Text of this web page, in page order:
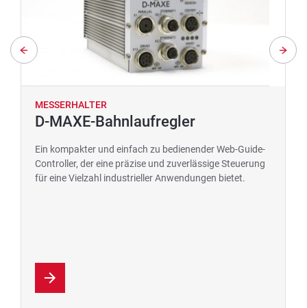
MESSERHALTER
D-MAXE-Bahnlaufregler
Ein kompakter und einfach zu bedienender Web-Guide-
Controller, der eine präzise und zuverlässige Steuerung
für eine Vielzahl industrieller Anwendungen bietet.